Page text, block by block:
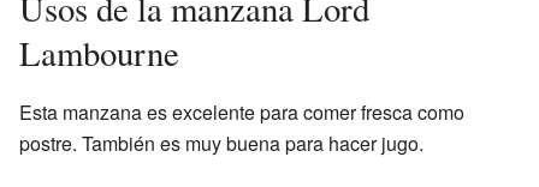
Lambourne
Esta manzana es excelente para comer fresca como
postre. También es muy buena para hacer jugo.